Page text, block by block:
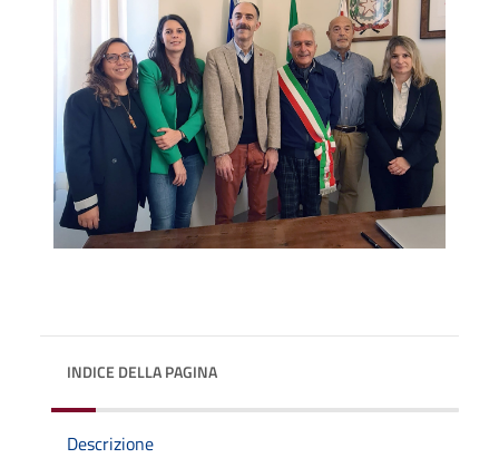
INDICE DELLA PAGINA
Descrizione